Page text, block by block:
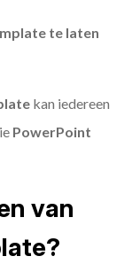
te laten
kan iedereen
PowerPoint
van